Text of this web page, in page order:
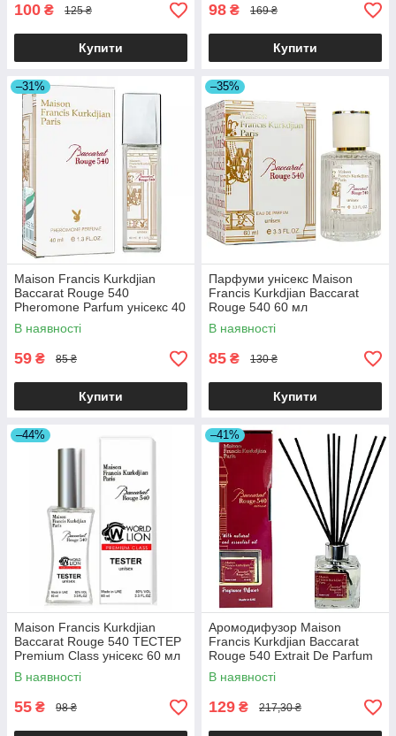
100 ₴ 125 ₴
Купити
98 ₴ 169 ₴
Купити
–31%
Maison Francis Kurkdjian
Baccarat Rouge 540
Pheromone Parfum унісекс 40
мл
В наявності
59 ₴ 85 ₴
Купити
–35%
Парфуми унісекс Maison
Francis Kurkdjian Baccarat
Rouge 540 60 мл
В наявності
85 ₴ 130 ₴
Купити
–44%
Maison Francis Kurkdjian
Baccarat Rouge 540 ТЕСТЕР
Premium Class унісекс 60 мл
В наявності
55 ₴ 98 ₴
–41%
Аромодифузор Maison
Francis Kurkdjian Baccarat
Rouge 540 Extrait De Parfum
Brand Collection 85 мл
В наявності
129 ₴ 217,30 ₴